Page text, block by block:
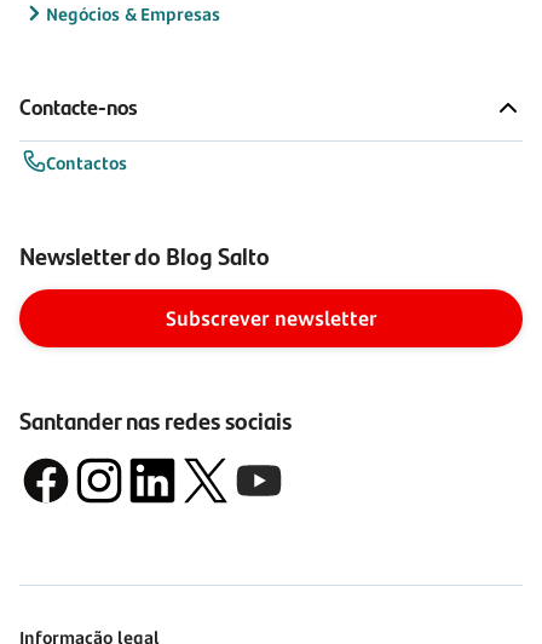
Negócios & Empresas
Contacte-nos
Contactos
Newsletter do Blog Salto
Subscrever newsletter
Santander nas redes sociais
Informação legal